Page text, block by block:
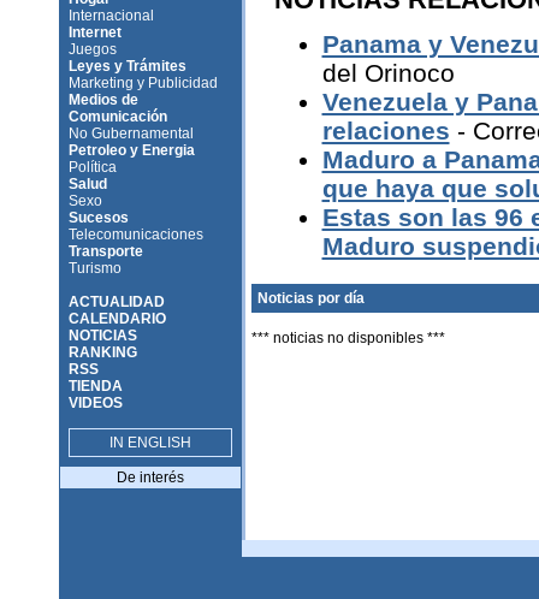
Internacional
Internet
Juegos
Leyes y Trámites
Marketing y Publicidad
Medios de
Comunicación
No Gubernamental
Petroleo y Energia
Política
Salud
Sexo
Sucesos
Telecomunicaciones
Transporte
Turismo
ACTUALIDAD
CALENDARIO
NOTICIAS
RANKING
RSS
TIENDA
VIDEOS
IN ENGLISH
De interés
Panama y
del Orinoco
Venezuela y
relaciones -
Maduro a
que haya que
Estas son las 96
Maduro
Noticias por día
*** noticias no disponibles ***